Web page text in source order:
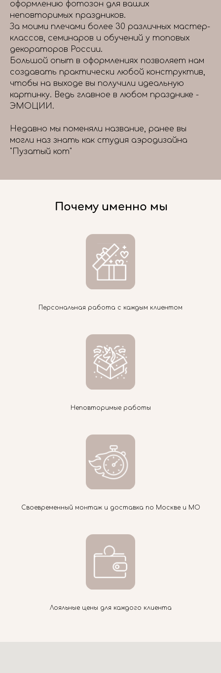
оформлению фотозон для ваших
неповторимых праздников.
За моими плечами более 30 различных мастер-
классов, семинаров и обучений у топовых
декораторов России.
Большой опыт в оформлениях позволяет нам
создавать практически любой конструктив,
чтобы на выходе вы получили идеальную
картинку. Ведь главное в любом празднике -
ЭМОЦИИ.
Недавно мы поменяли название, ранее вы
могли наз знать как студия аэродизайна
"Пузатый кот"
Почему именно мы
Персональная работа с каждым клиентом
Неповторимые работы
Своевременный монтаж и доставка по Москве и МО
Лояльные цены для каждого клиента